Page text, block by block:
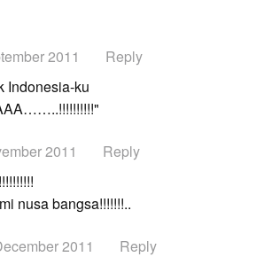
2011
Reply
Indonesia-ku
2011
Reply
nusa bangsa!!!!!!!..
2011
Reply